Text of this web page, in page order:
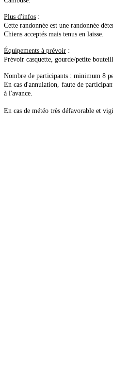
Plus d'infos :
Cette randonnée est une randonnée
Chiens acceptés mais tenus en laisse.
Équipements à prévoir :
Prévoir casquette, gourde/petite
Nombre de participants : minimum 8
En cas d'annulation, faute de
à l'avance.
En cas de météo très défavorable et